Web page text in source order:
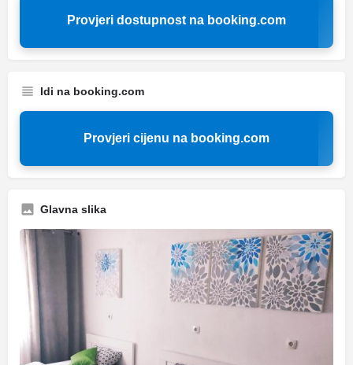
Provjeri dostupnost na booking.com
Idi na booking.com
Provjeri cijenu na booking.com
Glavna slika